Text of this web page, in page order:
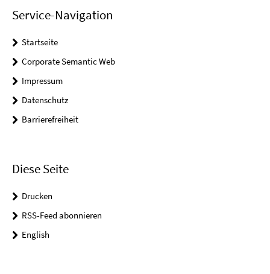
Service-Navigation
Startseite
Corporate Semantic Web
Impressum
Datenschutz
Barrierefreiheit
Diese Seite
Drucken
RSS-Feed abonnieren
English